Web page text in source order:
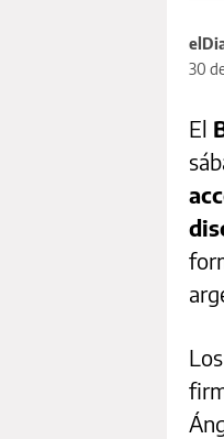
30
El